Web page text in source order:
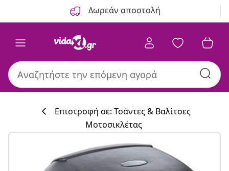
Δωρεάν αποστολή
Επιστροφή σε: Τσάντες & Βαλίτσες
Μοτοσικλέτας